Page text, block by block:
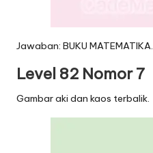
Jawaban: BUKU MATEMATIKA.
Level 82 Nomor 7
Gambar aki dan kaos terbalik.